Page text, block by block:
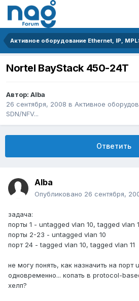
Nortel BayStack 450-24T
Автор: Alba
26 сентября, 2008 в Активное
SDN/NFV...
Ответить
Alba
Опубликовано 26 сентября,
задача:
порты 1 - untagged vlan 10, tagged vlan
порты 2-23 - untagged vlan 10
порт 24 - tagged vlan 10, tagged vlan 11
не могу понять, как назначить на
одновременно... копать в protocol-
хелп?